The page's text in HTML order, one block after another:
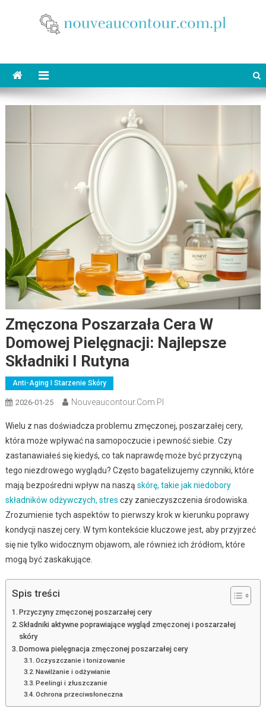
Zmęczona Poszarzała Cera W
Domowej Pielęgnacji: Najlepsze
Składniki I Rutyna
Anti-Aging I Starzenie Skóry
2026-01-25 Nouveaucontour.com.pl
Wielu z nas doświadcza problemu zmęczonej, poszarzałej cery,
która może wpływać na samopoczucie i pewność siebie. Czy
zastanawiałeś się kiedyś, co tak naprawdę może być przyczyną
tego niezdrowego wyglądu? Często bagatelizujemy czynniki, które
mają bezpośredni wpływ na naszą skórę, takie jak niedobory
składników odżywczych, stres czy zanieczyszczenia środowiska.
Zrozumienie tych aspektów to pierwszy krok w kierunku poprawy
kondycji naszej cery. W tym kontekście kluczowe jest, aby przyjrzeć
się nie tylko widocznym objawom, ale również ich źródłom, które
mogą być zaskakujące.
Spis treści
Przyczyny zmęczonej poszarzałej cery
Składniki aktywne poprawiające wygląd zmęczonej i poszarzałej
skóry
Domowa pielęgnacja zmęczonej poszarzałej cery
Oczyszczanie i tonizowanie
Nawilżanie i odżywianie
Peelingi i złuszczanie
Ochrona przeciwsłoneczna